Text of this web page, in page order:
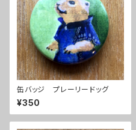
缶バッジ プレーリードッグ
¥350